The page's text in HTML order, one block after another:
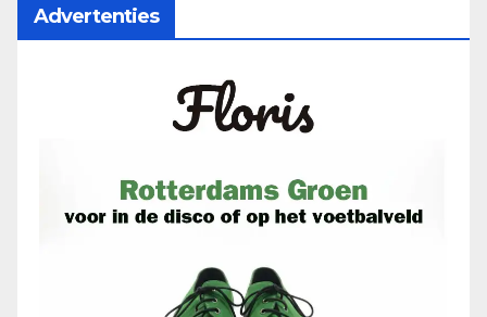
Advertenties